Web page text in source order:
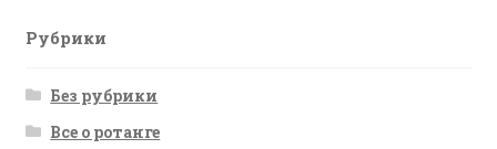
Рубрики
Без рубрики
Все о ротанге